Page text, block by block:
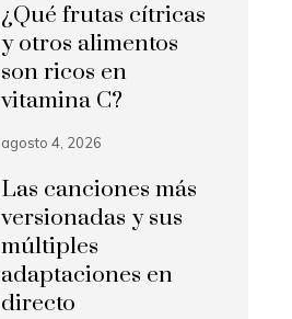
¿Qué frutas cítricas
y otros alimentos
son ricos en
vitamina C?
agosto 4, 2026
Las canciones más
versionadas y sus
múltiples
adaptaciones en
directo